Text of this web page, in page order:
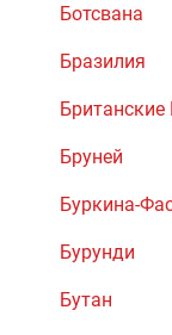
Ботсвана
Бразилия
Британские
Бруней
Буркина-
Бурунди
Бутан